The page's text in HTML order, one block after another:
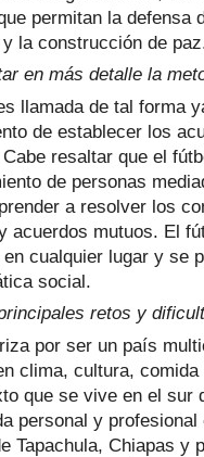
permitan la defensa
la construcción de
en más detalle la
llamada de tal forma
de establecer los
resaltar que el
de personas
a resolver los
acuerdos mutuos. El
cualquier lugar y se
social.
retos y
por ser un país
clima, cultura,
que se vive en el sur
personal y
Tapachula, Chiapas y